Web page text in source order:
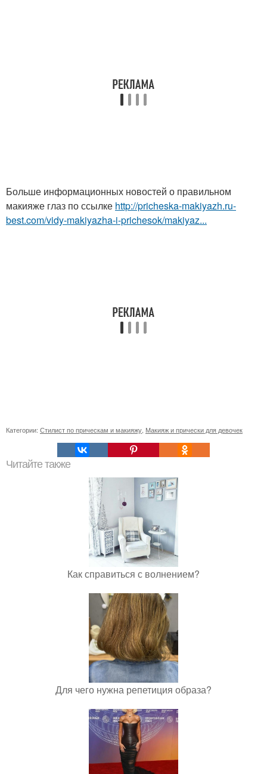
Больше информационных новостей о правильном
макияже глаз по ссылке http://pricheska-makiyazh.ru-
best.com/vidy-makiyazha-i-prichesok/makiyaz...
Категории: Стилист по прическам и макияжу, Макияж и прически для девочек
Читайте также
Как справиться с волнением?
Для чего нужна репетиция образа?